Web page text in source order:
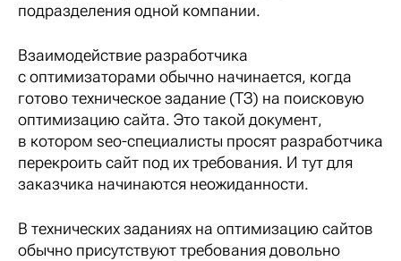
подразделения одной компании.
Взаимодействие разработчика
с оптимизаторами обычно начинается, когда
готово техническое задание (ТЗ) на поисковую
оптимизацию сайта. Это такой документ,
в котором sео-специалисты просят разработчика
перекроить сайт под их требования. И тут для
заказчика начинаются неожиданности.
В технических заданиях на оптимизацию сайтов
обычно присутствуют требования довольно